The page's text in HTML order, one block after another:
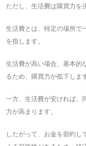
ただし、生活費は購買力を
生活費とは、特定の場所で
を指します。
生活費が高い場合、基本的
るため、購買力が低下しま
一方、生活費が安ければ、
力が高まります。
したがって、お金を節約し